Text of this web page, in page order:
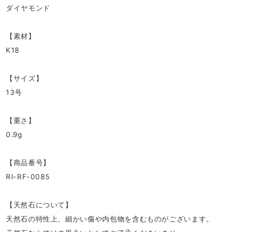
ダイヤモンド
【素材】
K18
【サイズ】
13号
【重さ】
0.9g
【商品番号】
RI-RF-0085
【天然石について】
天然石の特性上、細かい傷や内包物を含むものがございます。